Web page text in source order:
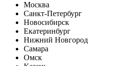
Москва
Санкт-Петербург
Новосибирск
Екатеринбург
Нижний Новгород
Самара
Омск